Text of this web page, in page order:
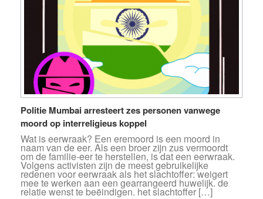
Politie Mumbai arresteert zes personen vanwege
moord op interreligieus koppel
Wat is eerwraak? Een eremoord is een moord in
naam van de eer. Als een broer zijn zus vermoordt
om de familie-eer te herstellen, is dat een eerwraak.
Volgens activisten zijn de meest gebruikelijke
redenen voor eerwraak als het slachtoffer: weigert
mee te werken aan een gearrangeerd huwelijk. de
relatie wenst te beëindigen. het slachtoffer […]